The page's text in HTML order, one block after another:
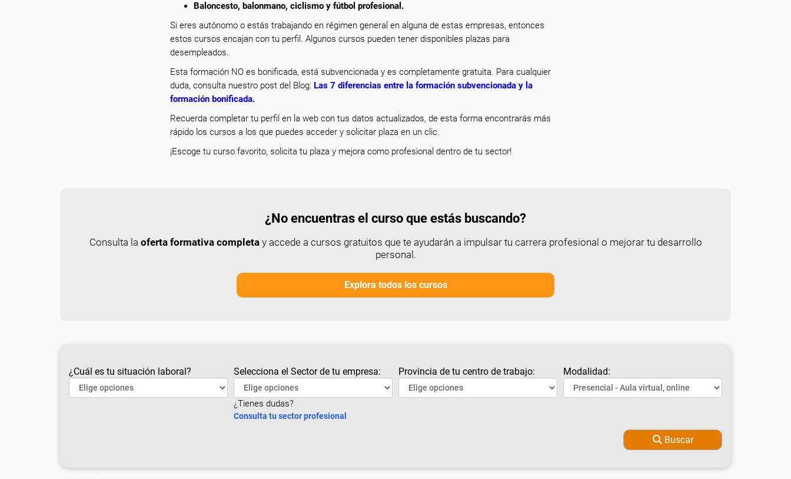
Baloncesto, balonmano, ciclismo y fútbol profesional.
Si eres autónomo o estás trabajando en régimen general en alguna de estas empresas, entonces
estos cursos encajan con tu perfil. Algunos cursos pueden tener disponibles plazas para
desempleados.
Esta formación NO es bonificada, está subvencionada y es completamente gratuita. Para cualquier
duda, consulta nuestro post del Blog: Las 7 diferencias entre la formación subvencionada y la
formación bonificada.
Recuerda completar tu perfil en la web con tus datos actualizados, de esta forma encontrarás más
rápido los cursos a los que puedes acceder y solicitar plaza en un clic.
¡Escoge tu curso favorito, solicita tu plaza y mejora como profesional dentro de tu sector!
¿No encuentras el curso que estás buscando?
Consulta la oferta formativa completay accede a cursos gratuitos que te ayudarán a impulsar tu carrera profesional o mejorar tu desarrollo
personal.
Explora todos los cursos
¿Cuál es tu situación laboral? Selecciona el Sector de tu empresa:
¿Tienes dudas?
Consulta tu sector profesional
Provincia de tu centro de trabajo: Modalidad:
Buscar